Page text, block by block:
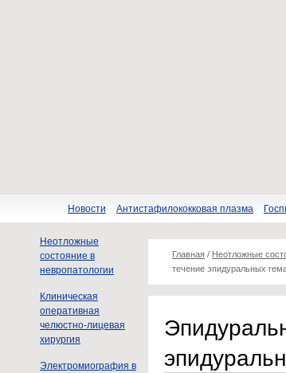
Новости Антистафилококковая плазма
Неотложные
состояние в
невропатологии
Клиническая
оперативная
челюстно-лицевая
хирургия
Электромиография в
Главная / Неотложные
течение эпидуральных